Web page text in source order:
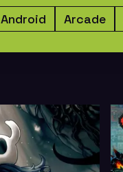
Android Arcade